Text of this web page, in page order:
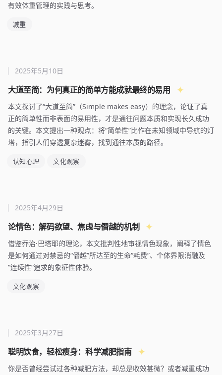
有效体重管理的实践与思考。
减重
大道至简：为何真正的简单方能成就最终的易用
2025年5月10日
本文探讨了“大道至简”（Simple makes easy）的理念，论证了真
正的简单性而非表面的易用性，才是通往问题本质和实现长久成功
的关键。本文提出一种观点：将“简单性”比作在未知领域中导航的灯
塔，指引人们穿透复杂迷雾，找到通往本质的路径。
认知心理 文化观察
论情色：解码欲望、焦虑与僭越的机制
2025年4月29日
借鉴乔治·巴塔耶的理论，本文批判性地审视情色现象，阐释了情色
是如何通过对禁忌的“僭越”所达至的生命“耗费”、个体界限消融及
“连续性”追求的象征性体验。
文化观察
聪明饮食，轻松瘦身：科学减肥指南
2025年3月27日
你是否曾经尝试过各种减肥方法，却总是收效甚微？或者减重成功